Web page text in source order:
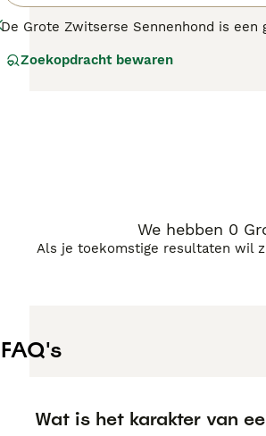
De Grote Zwitserse Sennenhond is
stellen.
Zoekopdracht bewaren
We hebben 0
Als je toekomstige resultaten wil
FAQ's
Wat is het karakter van